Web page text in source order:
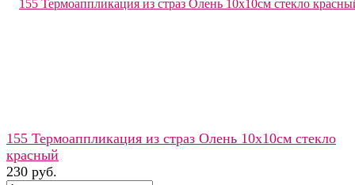
155 Термоаппликация из страз Олень 10х10см стекло
красный
230 руб.